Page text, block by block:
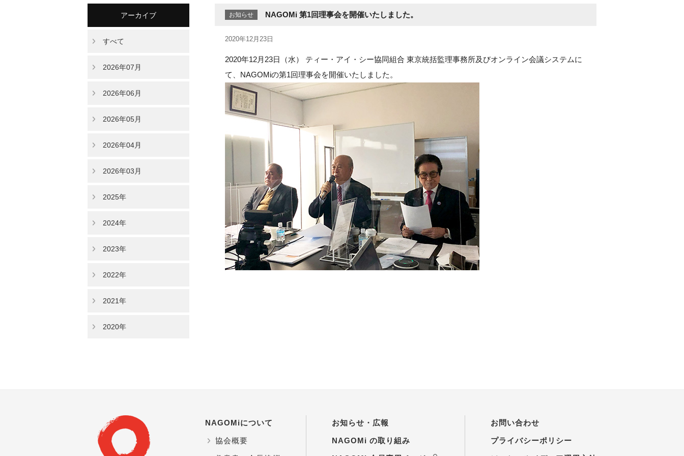
アーカイブ
すべて
2026年07月
2026年06月
2026年05月
2026年04月
2026年03月
2025年
2024年
2023年
2022年
2021年
2020年
お知らせ NAGOMi 第1回理事会を開催いたしました。
2020年12月23日
2020年12月23日（水） ティー・アイ・シー協同組合 東京統括監理事務所及びオンライン会議システムに
て、NAGOMiの第1回理事会を開催いたしました。
NAGOMiについて
協会概要
お知らせ・広報
NAGOMi の取り組み
お問い合わせ
プライバシーポリシー